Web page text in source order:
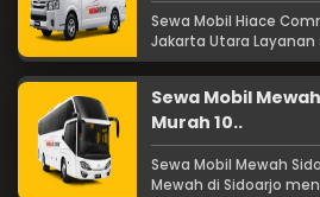
Sewa Mobil Hiace
Jakarta Utara Layanan
Sewa Mobil
Murah 10..
Sewa Mobil Mewah
Mewah di Sidoarjo